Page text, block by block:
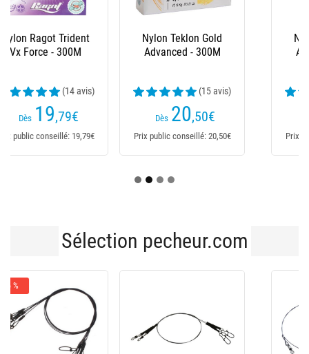
Nylon Teklon Gold
Advanced - 300M
Dès 20
Prix public conseillé: 20,50€
Nylon Teklon Gold
Advanced - 150M
Dès
Prix public conseillé: 14,20€
Sélection pecheur.com